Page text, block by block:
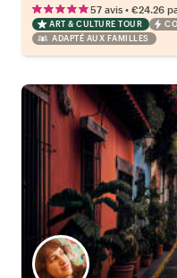
57 avis • €24.26
ART & CULTURE TOUR
ADAPTÉ AUX FAMILLES